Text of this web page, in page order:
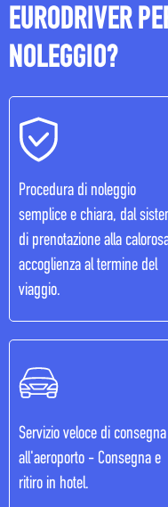
F.A.Q
EURODRIVER
NOLEGGIO?
Procedura di noleggio
semplice e chiara, dal
di prenotazione alla
accoglienza al termine del
viaggio.
Servizio veloce di consegna
all'aeroporto - Consegna e
ritiro in hotel.